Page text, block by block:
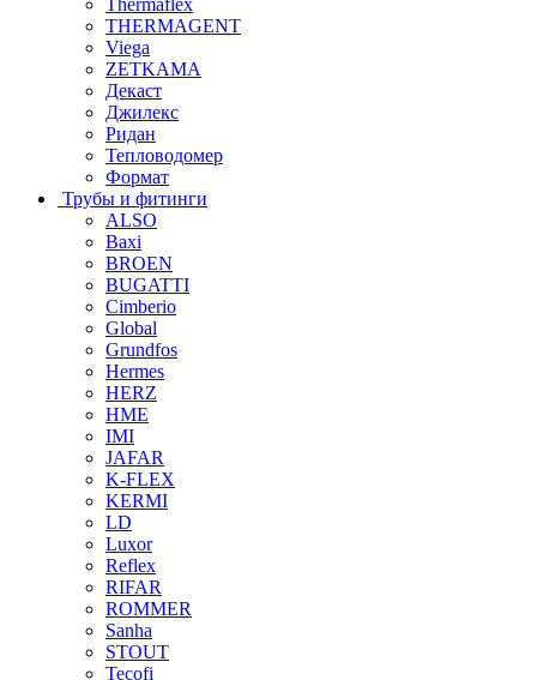
THERMAGENT
Viega
ZETKAMA
Декаст
Джилекс
Ридан
Тепловодомер
Формат
Трубы и фитинги
ALSO
Baxi
BROEN
BUGATTI
Cimberio
Global
Grundfos
Hermes
HERZ
HME
IMI
JAFAR
K-FLEX
KERMI
LD
Luxor
Reflex
RIFAR
ROMMER
Sanha
STOUT
Tecofi